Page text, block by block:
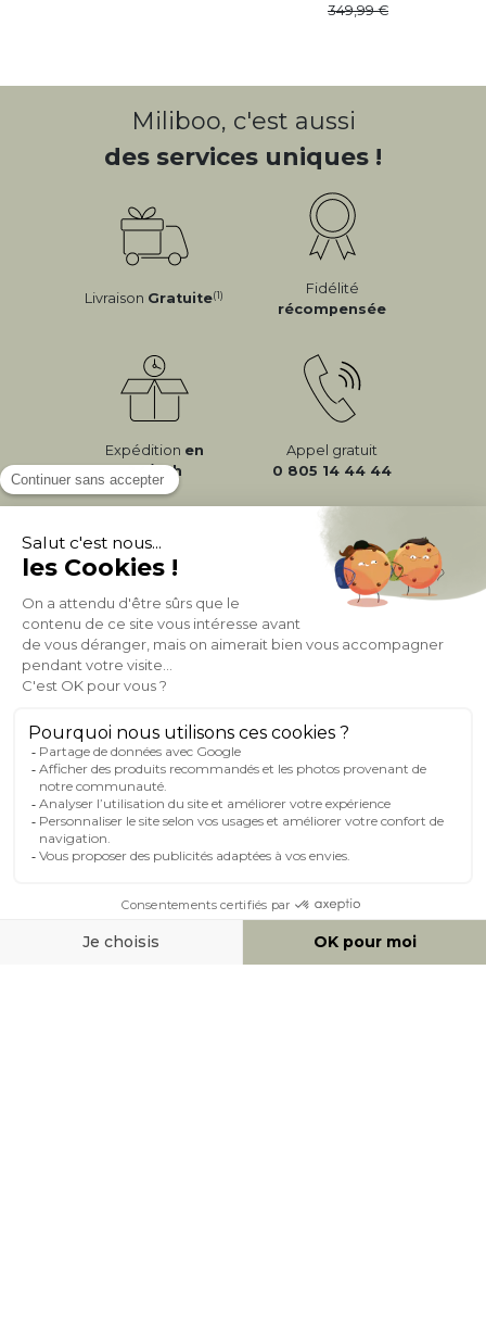
349,99
Miliboo, c'est aussi
des services uniques !
Livraison Gratuite(1)
Fidélité
récompensée
Expédition en
24/72h
Appel gratuit
0 805 14 44 44
À PROPOS DE MILIBOO
AIDE & CONTACT